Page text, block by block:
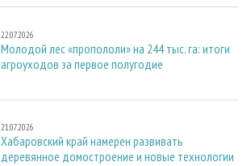
22.07.2026
Молодой лес «пропололи» на 244 тыс. га: итоги
агроуходов за первое полугодие
21.07.2026
Хабаровский край намерен развивать
деревянное домостроение и новые технологии